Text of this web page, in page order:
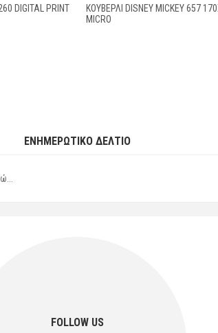
DIGITAL PRINT
ΚΟΥΒΕΡΛΙ DISNEY MICKEY 657
MICRO
ΕΝΗΜΕΡΩΤΙΚΌ ΔΕΛΤΊΟ
FOLLOW US